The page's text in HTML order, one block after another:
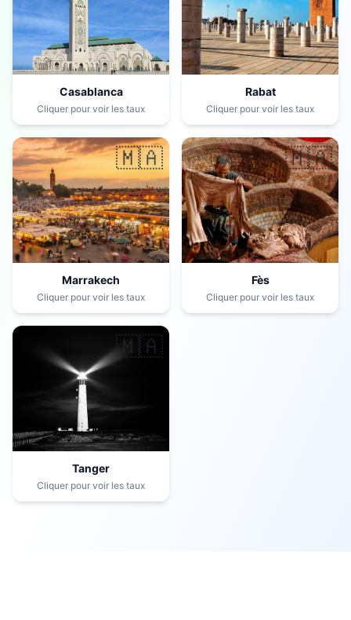
Casablanca
Cliquer pour voir les taux
Rabat
Cliquer pour voir les taux
🇲🇦
Marrakech
Cliquer pour voir les taux
🇲🇦
Fès
Cliquer pour voir les taux
🇲🇦
Tanger
Cliquer pour voir les taux